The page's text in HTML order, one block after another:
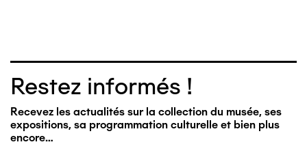
Restez informés !
Recevez les actualités sur la collection du musée, ses
expositions, sa programmation culturelle et bien plus
encore…